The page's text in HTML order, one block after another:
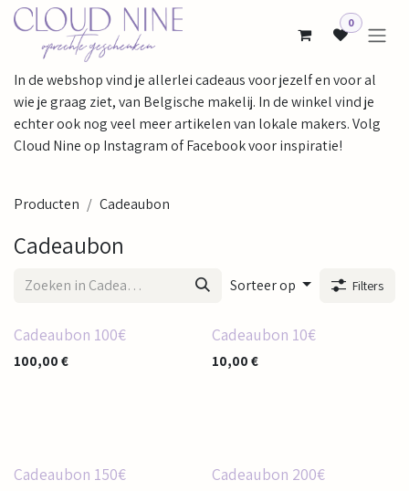
Overslaan naar inhoud
0
In de webshop vind je allerlei cadeaus voor jezelf en voor al
wie je graag ziet, van Belgische makelij. In de winkel vind je
echter ook nog veel meer artikelen van lokale makers. Volg
Cloud Nine op Instagram of Facebook voor inspiratie!
Producten Cadeaubon
Cadeaubon
Sorteer op Filters
Cadeaubon 100€
100,00 €
Cadeaubon 10€
10,00 €
Cadeaubon 150€ Cadeaubon 200€